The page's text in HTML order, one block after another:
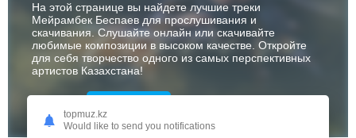
На этой странице вы найдете лучшие треки
Мейрамбек Беспаев для прослушивания и
скачивания. Слушайте онлайн или скачивайте
любимые композиции в высоком качестве. Откройте
для себя творчество одного из самых перспективных
артистов Казахстана!
topmuz.kz
Would like to send you notifications